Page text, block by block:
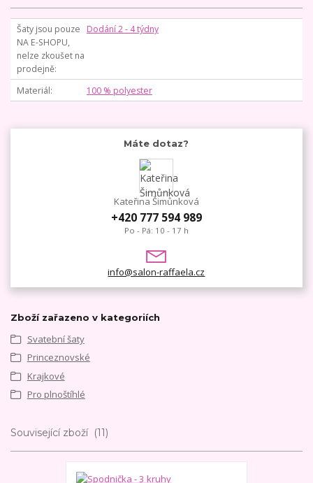
Šaty jsou pouze
NA E-SHOPU,
nelze zkoušet na
prodejně
Dodání 2 - 4 týdny
Materiál 100 % polyester
Máte dotaz?
Kateřina Šimůnková
+420 777 594 989
Po - Pá: 10 - 17 h
info@salon-raffaela.cz
Zboží zařazeno v kategoriích
Svatební šaty
Princeznovské
Krajkové
Pro plnoštíhlé
Související zboží 11